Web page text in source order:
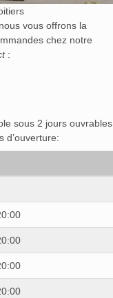
vous offrons la
chez notre
:
sous 2 jours ouvrables
d’ouverture: